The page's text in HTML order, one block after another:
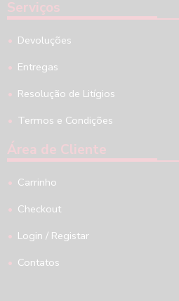
Serviços
Devoluções
Entregas
Resolução de Litígios
Termos e Condições
Área de Cliente
Carrinho
Checkout
Login / Registar
Contatos